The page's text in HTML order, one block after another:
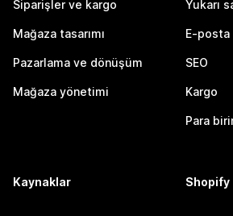
Siparişler ve kargo
Mağaza tasarımı
Pazarlama ve dönüşüm
Mağaza yönetimi
Yukarı
E-posta
SEO
Kargo
Para
Kaynaklar Shopify